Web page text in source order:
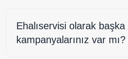
Ehalıservisi olarak başka
kampanyalarınız var mı?